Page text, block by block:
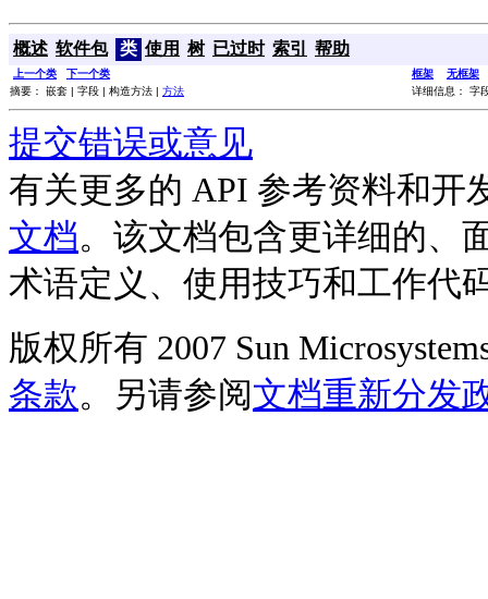
概述 软件包 类 使用 树 已过时 索引 帮助
上一个类 下一个类 框架
无框架
摘要： 嵌套 | 字段 | 构造方法 | 方法 详细信息： 字
提交错误或意见
有关更多的 API 参考资料和开
文档。该文档包含更详细的、
术语定义、使用技巧和工作代
版权所有 2007 Sun
条款。另请参阅文档重新分发